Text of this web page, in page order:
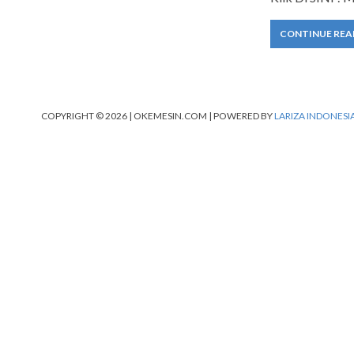
CONTINUE
COPYRIGHT © 2026 | OKEMESIN.COM | POWERED BYLARIZA